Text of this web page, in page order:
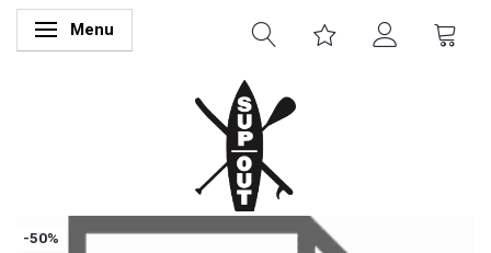
Skifte navigation
Menu
-50%